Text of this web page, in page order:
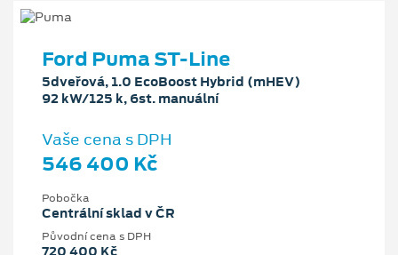
Ford Puma ST-Line
5dveřová, 1.0 EcoBoost Hybrid (mHEV)
92 kW/125 k, 6st. manuální
Vaše cena s DPH
546 400 Kč
Pobočka
Centrální sklad v ČR
Původní cena s DPH